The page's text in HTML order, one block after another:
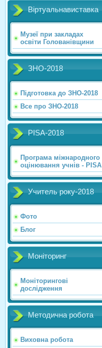
Віртуальнавиставка
Музеї при закладах
освіти Голованівщини
ЗНО-2018
Підготовка до ЗНО-2018
Все про ЗНО-2018
PISA-2018
Програма міжнародного
оцінювання учнів - PISA
Учитель року-2018
Фото
Блог
Моніторинг
Моніторингові
дослідження
Методична робота
Виховна робота